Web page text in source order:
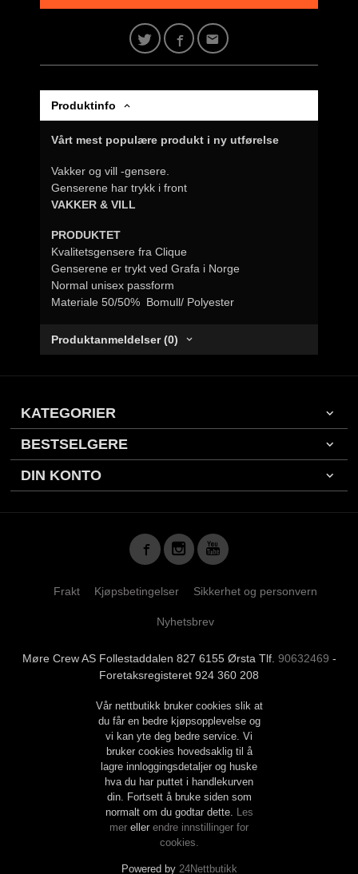
Produktinfo
Vårt mest populære produkt i ny utførelse
Vakker og vill -gensere.
Genserene har trykk i front
VAKKER & VILL
PRODUKTET
Kvalitetsgensere fra Clique
Genserene er trykt ved Grafa i Norge
Normal unisex passform
Materiale 50/50% Bomull/ Polyester
Produktanmeldelser (0)
KATEGORIER
BESTSELGERE
DIN KONTO
Frakt Kjøpsbetingelser Sikkerhet og personvern
Nyhetsbrev
Møre Crew AS Follestaddalen 827 6155 Ørsta Tlf. 90632469 -
Foretaksregisteret 924 360 208
Vår nettbutikk bruker cookies slik at
du får en bedre kjøpsopplevelse og
vi kan yte deg bedre service. Vi
bruker cookies hovedsaklig til å
lagre innloggingsdetaljer og huske
hva du har puttet i handlekurven
din. Fortsett å bruke siden som
normalt om du godtar dette. Les
mer eller endre innstillinger for
cookies.
Powered by 24Nettbutikk